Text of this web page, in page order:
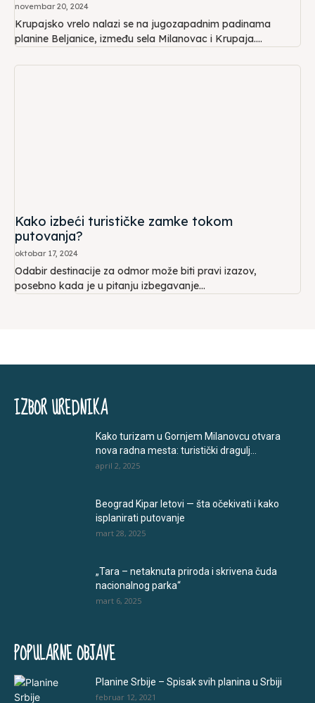
novembar 20, 2024
Krupajsko vrelo nalazi se na jugozapadnim padinama
planine Beljanice, između sela Milanovac i Krupaja....
Kako izbeći turističke zamke tokom
putovanja?
oktobar 17, 2024
Odabir destinacije za odmor može biti pravi izazov,
posebno kada je u pitanju izbegavanje...
IZBOR UREDNIKA
Kako turizam u Gornjem Milanovcu otvara
nova radna mesta: turistički dragulj...
april 2, 2025
Beograd Kipar letovi — šta očekivati i kako
isplanirati putovanje
mart 28, 2025
„Tara – netaknuta priroda i skrivena čuda
nacionalnog parka“
mart 6, 2025
POPULARNE OBJAVE
Planine Srbije – Spisak svih planina u Srbiji
februar 12, 2021